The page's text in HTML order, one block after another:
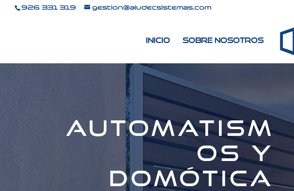
926 331 319 gestion@aludecsistemas.com
Inicio Sobre nosotros
Automatism
os y
domótica